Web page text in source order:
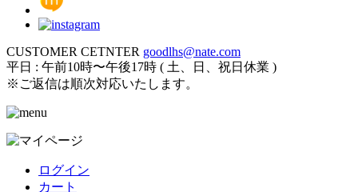
CUSTOMER CETNTER goodlhs@nate.com
平日 : 午前10時〜午後17時 ( 土、日、祝日休業 )
※ご返信は順次対応いたします。
ログイン
カート